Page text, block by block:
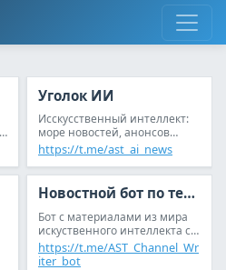
Уголок ИИ
Исскусственный интеллект:
море новостей, анонсов
статей и обсуждений
https://t.me/ast_ai_news
Новостной бот по теме ИИ
Бот с материалами из мира
искуственного интеллекта с
возможностью настройки
новостной ленты под себя
https://t.me/AST_Channel_Wr
iter_bot